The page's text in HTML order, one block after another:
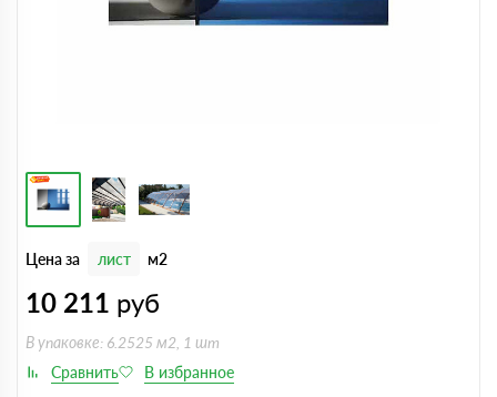
Цена за лист м2
10 211 руб
В упаковке: 6.2525 м2, 1 шт